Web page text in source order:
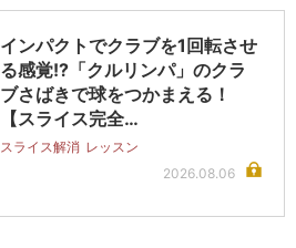
インパクトでクラブを1回転させ
る感覚!?「クルリンパ」のクラ
ブさばきで球をつかまえる！
【スライス完全…
スライス解消 レッスン
2026.08.06